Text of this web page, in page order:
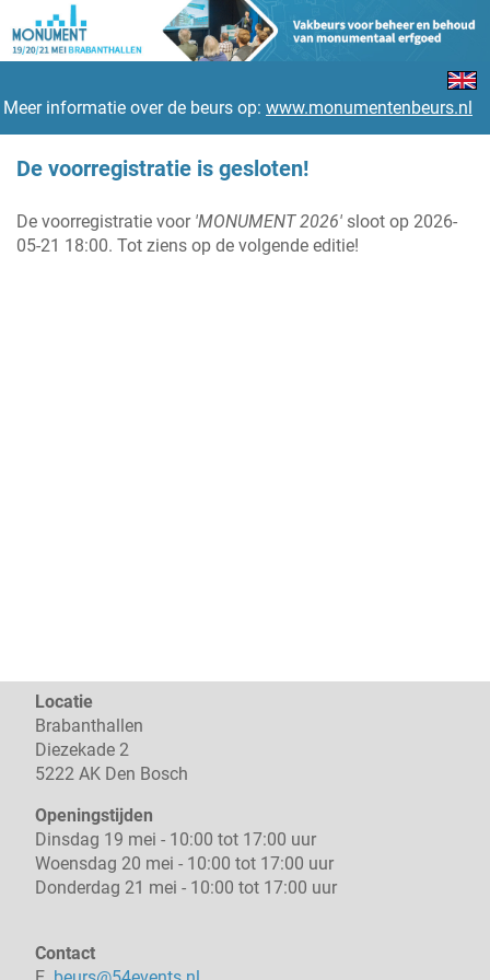
Meer informatie over de beurs op: www.monumentenbeurs.nl
De voorregistratie is gesloten!
De voorregistratie voor 'MONUMENT 2026' sloot op 2026-
05-21 18:00. Tot ziens op de volgende editie!
Locatie
Brabanthallen
Diezekade 2
5222 AK Den Bosch
Openingstijden
Dinsdag 19 mei - 10:00 tot 17:00 uur
Woensdag 20 mei - 10:00 tot 17:00 uur
Donderdag 21 mei - 10:00 tot 17:00 uur
Contact